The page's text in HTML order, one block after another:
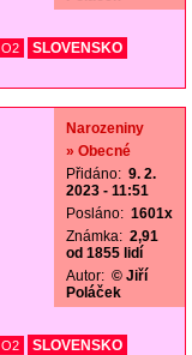
O2
SLOVENSKO
Narozeniny
» Obecné
Přidáno: 9. 2.
2023 - 11:51
Posláno: 1601x
Známka: 2,91
od 1855 lidí
Autor: © Jiří
Poláček
O2
SLOVENSKO